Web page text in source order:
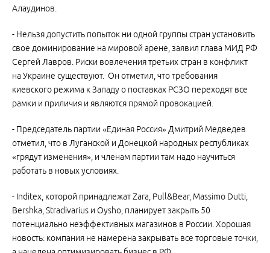
Алаудинов.
- Нельзя допустить попыток ни одной группы стран установить
свое доминирование на мировой арене, заявил глава МИД РФ
Сергей Лавров. Риски вовлечения третьих стран в конфликт
на Украине существуют. Он отметил, что требования
киевского режима к Западу о поставках РСЗО переходят все
рамки и приличия и являются прямой провокацией.
- Председатель партии «Единая Россия» Дмитрий Медведев
отметил, что в Луганской и Донецкой народных республиках
«грядут изменения», и членам партии там надо научиться
работать в новых условиях.
- Inditex, которой принадлежат Zara, Pull&Bear, Massimo Dutti,
Bershka, Stradivarius и Oysho, планирует закрыть 50
потенциально неэффективных магазинов в России. Хорошая
новость: компания не намерена закрывать все торговые точки,